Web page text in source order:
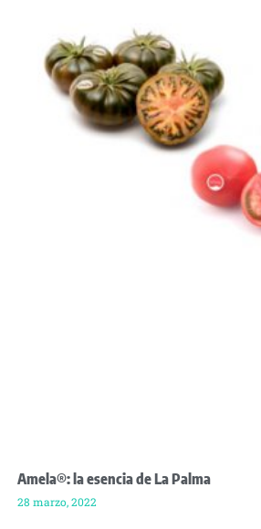
Amela®: la esencia de La Palma
28 marzo, 2022